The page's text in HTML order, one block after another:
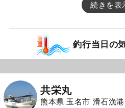
続きを表
釣行当日の
共栄丸
熊本県 玉名市 滑石漁港